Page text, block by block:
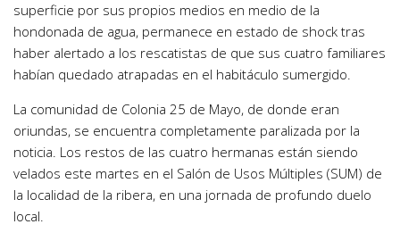
superficie por sus propios medios en medio de la
hondonada de agua, permanece en estado de shock tras
haber alertado a los rescatistas de que sus cuatro familiares
habían quedado atrapadas en el habitáculo sumergido.
La comunidad de Colonia 25 de Mayo, de donde eran
oriundas, se encuentra completamente paralizada por la
noticia. Los restos de las cuatro hermanas están siendo
velados este martes en el Salón de Usos Múltiples (SUM) de
la localidad de la ribera, en una jornada de profundo duelo
local.